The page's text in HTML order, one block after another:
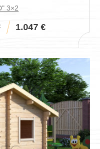
3×2
1.047 €